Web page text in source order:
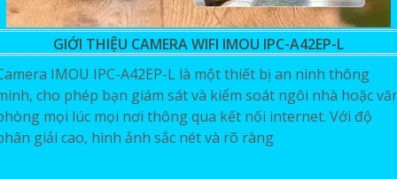
GIỚI THIỆU CAMERA WIFI IMOU IPC-A42EP-L
IMOU IPC-A42EP-L là một thiết bị an ninh thông
cho phép bạn giám sát và kiểm soát ngôi nhà hoặc
mọi lúc mọi nơi thông qua kết nối internet. Với độ
giải cao, hình ảnh sắc nét và rõ ràng